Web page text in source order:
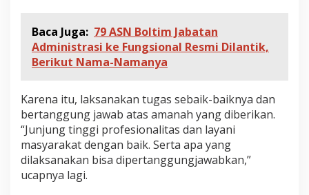
Baca Juga: 79 ASN Boltim Jabatan
Administrasi ke Fungsional Resmi Dilantik,
Berikut Nama-Namanya
Karena itu, laksanakan tugas sebaik-baiknya dan
bertanggung jawab atas amanah yang diberikan.
“Junjung tinggi profesionalitas dan layani
masyarakat dengan baik. Serta apa yang
dilaksanakan bisa dipertanggungjawabkan,”
ucapnya lagi.